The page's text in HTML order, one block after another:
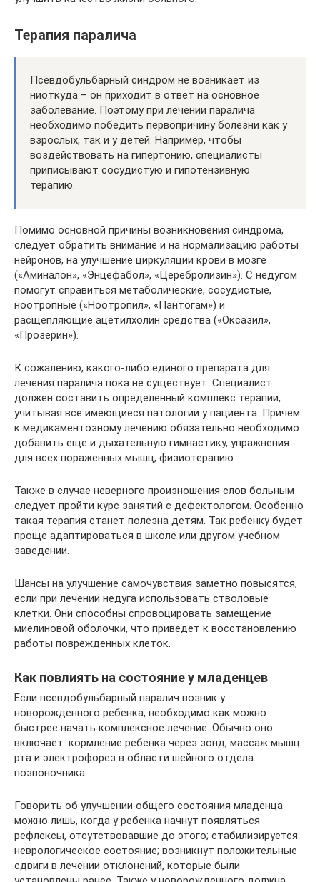
Терапия паралича
Псевдобульбарный синдром не возникает из
ниоткуда – он приходит в ответ на основное
заболевание. Поэтому при лечении паралича
необходимо победить первопричину болезни как у
взрослых, так и у детей. Например, чтобы
воздействовать на гипертонию, специалисты
приписывают сосудистую и гипотензивную
терапию.
Помимо основной причины возникновения синдрома,
следует обратить внимание и на нормализацию работы
нейронов, на улучшение циркуляции крови в мозге
(«Аминалон», «Энцефабол», «Церебролизин»). С недугом
помогут справиться метаболические, сосудистые,
ноотропные («Ноотропил», «Пантогам») и
расщепляющие ацетилхолин средства («Оксазил»,
«Прозерин»).
К сожалению, какого-либо единого препарата для
лечения паралича пока не существует. Специалист
должен составить определенный комплекс терапии,
учитывая все имеющиеся патологии у пациента. Причем
к медикаментозному лечению обязательно необходимо
добавить еще и дыхательную гимнастику, упражнения
для всех пораженных мышц, физиотерапию.
Также в случае неверного произношения слов больным
следует пройти курс занятий с дефектологом. Особенно
такая терапия станет полезна детям. Так ребенку будет
проще адаптироваться в школе или другом учебном
заведении.
Шансы на улучшение самочувствия заметно повысятся,
если при лечении недуга использовать стволовые
клетки. Они способны спровоцировать замещение
миелиновой оболочки, что приведет к восстановлению
работы поврежденных клеток.
Как повлиять на состояние у младенцев
Если псевдобульбарный паралич возник у
новорожденного ребенка, необходимо как можно
быстрее начать комплексное лечение. Обычно оно
включает: кормление ребенка через зонд, массаж мышц
рта и электрофорез в области шейного отдела
позвоночника.
Говорить об улучшении общего состояния младенца
можно лишь, когда у ребенка начнут появляться
рефлексы, отсутствовавшие до этого; стабилизируется
неврологическое состояние; возникнут положительные
сдвиги в лечении отклонений, которые были